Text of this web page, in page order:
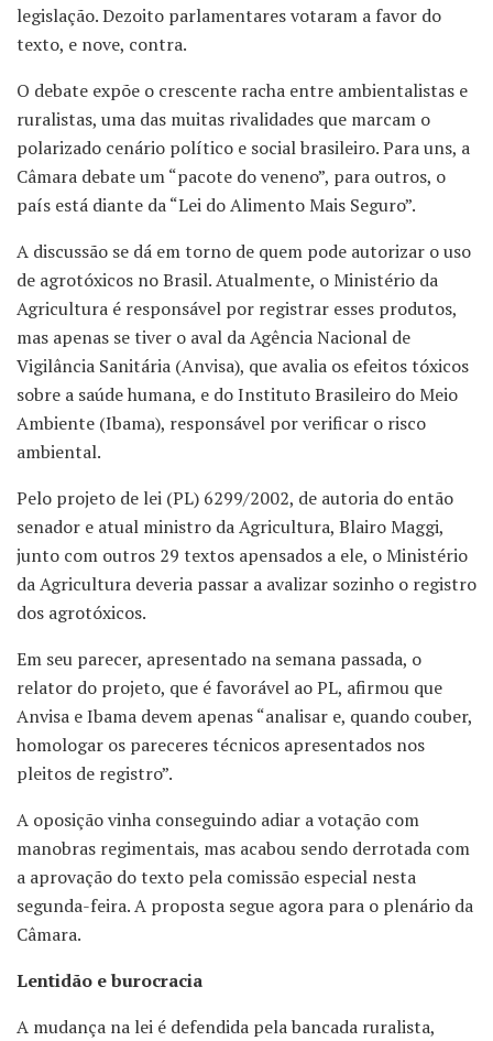
legislação. Dezoito parlamentares votaram a favor do
texto, e nove, contra.
O debate expõe o crescente racha entre ambientalistas e
ruralistas, uma das muitas rivalidades que marcam o
polarizado cenário político e social brasileiro. Para uns, a
Câmara debate um “pacote do veneno”, para outros, o
país está diante da “Lei do Alimento Mais Seguro”.
A discussão se dá em torno de quem pode autorizar o uso
de agrotóxicos no Brasil. Atualmente, o Ministério da
Agricultura é responsável por registrar esses produtos,
mas apenas se tiver o aval da Agência Nacional de
Vigilância Sanitária (Anvisa), que avalia os efeitos tóxicos
sobre a saúde humana, e do Instituto Brasileiro do Meio
Ambiente (Ibama), responsável por verificar o risco
ambiental.
Pelo projeto de lei (PL) 6299/2002, de autoria do então
senador e atual ministro da Agricultura, Blairo Maggi,
junto com outros 29 textos apensados a ele, o Ministério
da Agricultura deveria passar a avalizar sozinho o registro
dos agrotóxicos.
Em seu parecer, apresentado na semana passada, o
relator do projeto, que é favorável ao PL, afirmou que
Anvisa e Ibama devem apenas “analisar e, quando couber,
homologar os pareceres técnicos apresentados nos
pleitos de registro”.
A oposição vinha conseguindo adiar a votação com
manobras regimentais, mas acabou sendo derrotada com
a aprovação do texto pela comissão especial nesta
segunda-feira. A proposta segue agora para o plenário da
Câmara.
Lentidão e burocracia
A mudança na lei é defendida pela bancada ruralista,